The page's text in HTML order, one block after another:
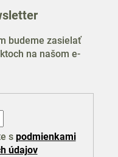
budeme zasielať
na našom e-
s podmienkami
údajov